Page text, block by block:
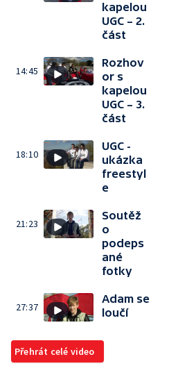
kapelou
UGC – 2.
část
14:45
Rozhov
or s
kapelou
UGC – 3.
část
18:10
UGC -
ukázka
freestyl
e
21:23
Soutěž
o
podeps
ané
fotky
27:37
Adam se
loučí
Přehrát celé video